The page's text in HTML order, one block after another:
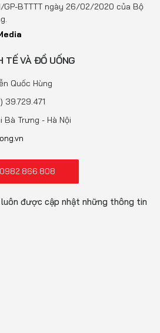
GP-BTTTT ngày 26/02/2020 của Bộ
TẾ VÀ ĐỒ UỐNG
Quốc Hùng
39.729.471
Bà Trưng - Hà Nội
được cập nhật những thông tin